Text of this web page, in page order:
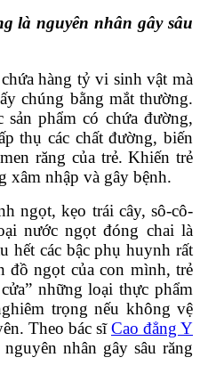
là nguyên nhân gây sâu
hàng tỷ vi sinh vật mà
chúng bằng mắt thường.
phẩm có chứa đường,
thụ các chất đường, biến
răng của trẻ. Khiến trẻ
xâm nhập và gây bệnh.
ngọt, kẹo trái cây, sô-cô-
nước ngọt đóng chai là
hết các bậc phụ huynh rất
đồ ngọt của con mình, trẻ
những loại thực phẩm
trọng nếu không vệ
Theo bác sĩCao đẳng Y
nhân gây sâu răng